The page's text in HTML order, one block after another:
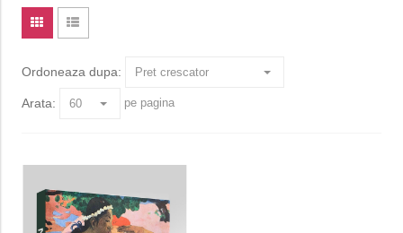
Ordoneaza dupa:
Arata: pe pagina